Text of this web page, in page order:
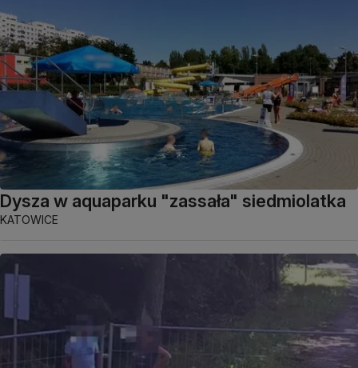
Dysza w aquaparku "zassała" siedmiolatka
KATOWICE